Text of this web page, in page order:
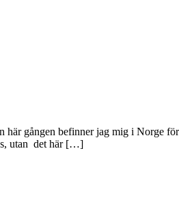
här gången befinner jag mig i Norge
utan det här […]